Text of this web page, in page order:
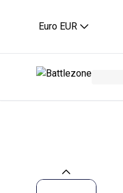
Euro EUR